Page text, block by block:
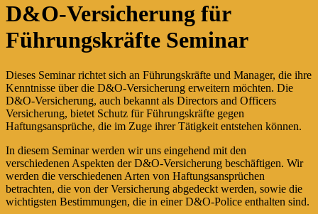
D&O-Versicherung für
Führungskräfte Seminar
Dieses Seminar richtet sich an Führungskräfte und Manager, die ihre
Kenntnisse über die D&O-Versicherung erweitern möchten. Die
D&O-Versicherung, auch bekannt als Directors and Officers
Versicherung, bietet Schutz für Führungskräfte gegen
Haftungsansprüche, die im Zuge ihrer Tätigkeit entstehen können.
In diesem Seminar werden wir uns eingehend mit den
verschiedenen Aspekten der D&O-Versicherung beschäftigen. Wir
werden die verschiedenen Arten von Haftungsansprüchen
betrachten, die von der Versicherung abgedeckt werden, sowie die
wichtigsten Bestimmungen, die in einer D&O-Police enthalten sind.